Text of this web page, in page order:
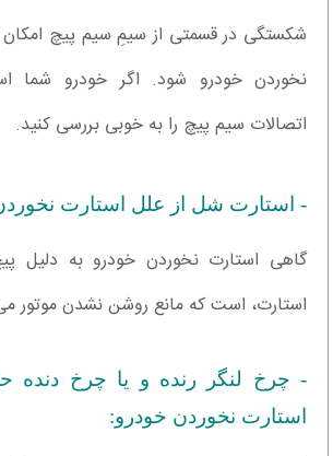
شکستگی در قسمتی از سیمِ سیم پیچ امکان
نخوردن خودرو شود. اگر خودرو شما
اتصالات سیم پیچ را به خوبی بررسی کنید.
- استارت شل از علل استارت
گاهی استارت نخوردن خودرو به
استارت، است که مانع روشن نشدن موتور
- چرخ لنگر رنده و یا چرخ دنده
استارت نخوردن خودرو: